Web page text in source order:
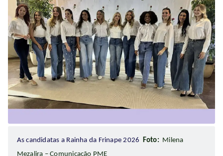
As candidatas a Rainha da Frinape 2026 Foto: Milena
Mezalira – Comunicação PME